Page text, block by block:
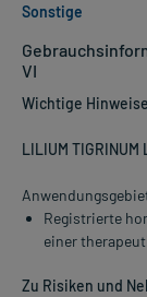
VI
Wichtige
LILIUM TIGRINUM
Registrierte
einer
Zu Risiken und
Sonstige